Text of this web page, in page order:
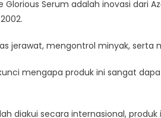
Glorious Serum adalah inovasi dari
jerawat, mengontrol minyak, serta
mengapa produk ini sangat
diakui secara internasional,